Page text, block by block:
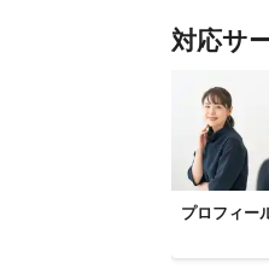
対応サ
プロフィー